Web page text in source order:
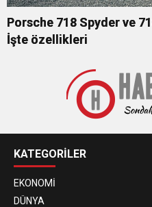
Porsche 718 Spyder ve
İşte özellikleri
KATEGORİLER
EKONOMİ
DÜNYA